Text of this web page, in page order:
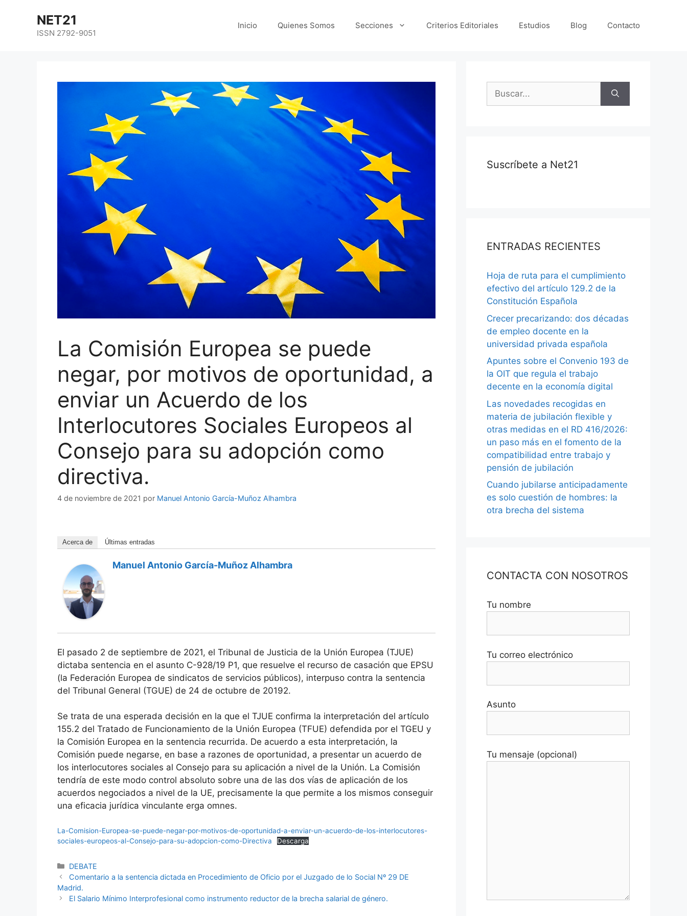
NET21
ISSN 2792-9051
Inicio Quienes Somos Secciones Criterios Editoriales Estudios Blog Contacto
La Comisión Europea se puede
negar, por motivos de oportunidad, a
enviar un Acuerdo de los
Interlocutores Sociales Europeos al
Consejo para su adopción como
directiva.
4 de noviembre de 2021 por Manuel Antonio García-Muñoz Alhambra
Acerca de Últimas entradas
Manuel Antonio García-Muñoz Alhambra
El pasado 2 de septiembre de 2021, el Tribunal de Justicia de la Unión Europea (TJUE)
dictaba sentencia en el asunto C-928/19 P1, que resuelve el recurso de casación que EPSU
(la Federación Europea de sindicatos de servicios públicos), interpuso contra la sentencia
del Tribunal General (TGUE) de 24 de octubre de 20192.
Se trata de una esperada decisión en la que el TJUE confirma la interpretación del artículo
155.2 del Tratado de Funcionamiento de la Unión Europea (TFUE) defendida por el TGEU y
la Comisión Europea en la sentencia recurrida. De acuerdo a esta interpretación, la
Comisión puede negarse, en base a razones de oportunidad, a presentar un acuerdo de
los interlocutores sociales al Consejo para su aplicación a nivel de la Unión. La Comisión
tendría de este modo control absoluto sobre una de las dos vías de aplicación de los
acuerdos negociados a nivel de la UE, precisamente la que permite a los mismos conseguir
una eficacia jurídica vinculante erga omnes.
La-Comision-Europea-se-puede-negar-por-motivos-de-oportunidad-a-enviar-un-acuerdo-de-los-interlocutores-
sociales-europeos-al-Consejo-para-su-adopcion-como-Directiva
Descarga
DEBATE
Comentario a la sentencia dictada en Procedimiento de Oficio por el Juzgado de lo Social Nº 29 DE
Madrid.
El Salario Mínimo Interprofesional como instrumento reductor de la brecha salarial de género.
Suscríbete a Net21
ENTRADAS RECIENTES
Hoja de ruta para el cumplimiento
efectivo del artículo 129.2 de la
Constitución Española
Crecer precarizando: dos décadas
de empleo docente en la
universidad privada española
Apuntes sobre el Convenio 193 de
la OIT que regula el trabajo
decente en la economía digital
Las novedades recogidas en
materia de jubilación flexible y
otras medidas en el RD 416/2026:
un paso más en el fomento de la
compatibilidad entre trabajo y
pensión de jubilación
Cuando jubilarse anticipadamente
es solo cuestión de hombres: la
otra brecha del sistema
CONTACTA CON NOSOTROS
Tu nombre
Tu correo electrónico
Asunto
Tu mensaje (opcional)